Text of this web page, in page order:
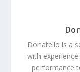
Donatello is a
with
performance